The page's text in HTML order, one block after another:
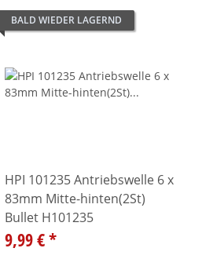
BALD WIEDER LAGERND
HPI 101235 Antriebswelle 6 x
83mm Mitte-hinten(2St)
Bullet H101235
9,99 €*